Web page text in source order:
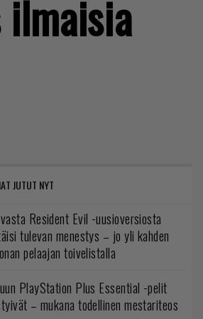
JUTUT NYT
Resident Evil -uusioversiosta
tulevan menestys – jo yli kahden
pelaajan toivelistalla
PlayStation Plus Essential -pelit
– mukana todellinen mestariteos